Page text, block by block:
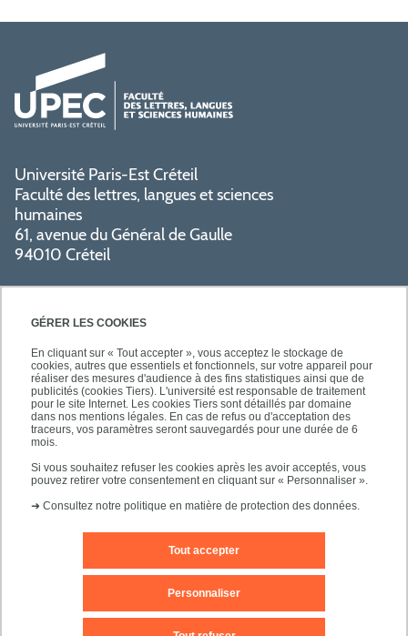
GÉRER LES COOKIES
En cliquant sur « Tout accepter », vous acceptez le stockage de
cookies, autres que essentiels et fonctionnels, sur votre appareil pour
réaliser des mesures d'audience à des fins statistiques ainsi que de
publicités (cookies Tiers). L'université est responsable de traitement
pour le site Internet. Les cookies Tiers sont détaillés par domaine
dans nos mentions légales. En cas de refus ou d'acceptation des
traceurs, vos paramètres seront sauvegardés pour une durée de 6
mois.
Si vous souhaitez refuser les cookies après les avoir acceptés, vous
pouvez retirer votre consentement en cliquant sur « Personnaliser ».
➜ Consultez notre politique en matière de protection des données.
Tout accepter
Personnaliser
Université Paris-Est Créteil
Faculté des lettres, langues et sciences
humaines
61, avenue du Général de Gaulle
94010 Créteil
PRATIQUE
NOS FORMATIONS
Nous contacter
Plans d'accès Plan du site